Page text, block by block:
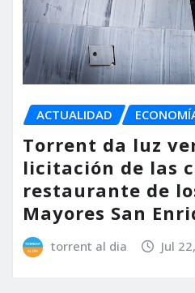
ACTUALIDAD
Torrent da luz
licitación de las
restaurante de
Mayores San
torrent al dia Jul